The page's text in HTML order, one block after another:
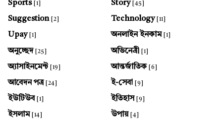
Sports [1] Story [45]
Suggestion [2] Technology [11]
Upay [1] অনলাইন ইনকাম [1]
অনুচ্ছেদ [25] অভিনেত্রী [1]
অ্যাসাইনমেন্ট [19] আন্তর্জাতিক [6]
আবেদন পত্র [24] ই-সেবা [9]
ইউটিউব [1] ইতিহাস [9]
ইসলাম [14] উপায় [4]